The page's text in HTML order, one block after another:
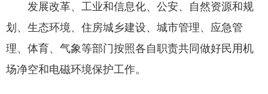
发展改革、工业和信息化、公安、自然资源和规
划、生态环境、住房城乡建设、城市管理、应急管
理、体育、气象等部门按照各自职责共同做好民用机
场净空和电磁环境保护工作。